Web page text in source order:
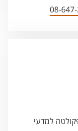
08-
למדעי